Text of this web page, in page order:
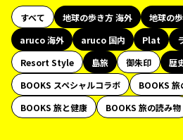
すべて 地球の歩き方 海外
地球の
aruco 海外
aruco 国内 Plat
Resort Style
島旅 御朱印 歴
BOOKS スペシャルコラボ
BOOKS 旅
BOOKS 旅と健康
BOOKS 旅の読み物